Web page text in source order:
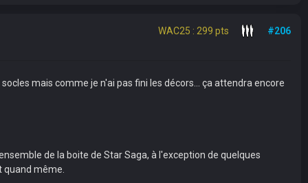
WAC25 : 299 pts #206
mais comme je n'ai pas fini les décors... ça attendra encore
de la boite de Star Saga, à l'exception de quelques
quand même.